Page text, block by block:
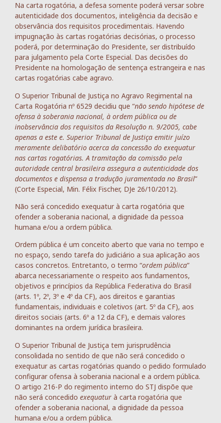
Na carta rogatória, a defesa somente poderá versar sobre
autenticidade dos documentos, inteligência da decisão e
observância dos requisitos procedimentais. Havendo
impugnação às cartas rogatórias decisórias, o processo
poderá, por determinação do Presidente, ser distribuído
para julgamento pela Corte Especial. Das decisões do
Presidente na homologação de sentença estrangeira e nas
cartas rogatórias cabe agravo.
O Superior Tribunal de Justiça no Agravo Regimental na
Carta Rogatória nº 6529 decidiu que “não sendo hipótese de
ofensa à soberania nacional, à ordem pública ou de
inobservância dos requisitos da Resolução n. 9/2005, cabe
apenas a este e. Superior Tribunal de Justiça emitir juízo
meramente delibatório acerca da concessão do exequatur
nas cartas rogatórias. A tramitação da comissão pela
autoridade central brasileira assegura a autenticidade dos
documentos e dispensa a tradução juramentada no Brasil”
(Corte Especial, Min. Félix Fischer, DJe 26/10/2012).
Não será concedido exequatur à carta rogatória que
ofender a soberania nacional, a dignidade da pessoa
humana e/ou a ordem pública.
Ordem pública é um conceito aberto que varia no tempo e
no espaço, sendo tarefa do judiciário a sua aplicação aos
casos concretos. Entretanto, o termo “ordem pública”
abarca necessariamente o respeito aos fundamentos,
objetivos e princípios da República Federativa do Brasil
(arts. 1º, 2º, 3º e 4º da CF), aos direitos e garantias
fundamentais, individuais e coletivos (art. 5º da CF), aos
direitos sociais (arts. 6º a 12 da CF), e demais valores
dominantes na ordem jurídica brasileira.
O Superior Tribunal de Justiça tem jurisprudência
consolidada no sentido de que não será concedido o
exequatur as cartas rogatórias quando o pedido formulado
configurar ofensa à soberania nacional e a ordem pública.
O artigo 216-P do regimento interno do STJ dispõe que
não será concedido exequatur à carta rogatória que
ofender a soberania nacional, a dignidade da pessoa
humana e/ou a ordem pública.